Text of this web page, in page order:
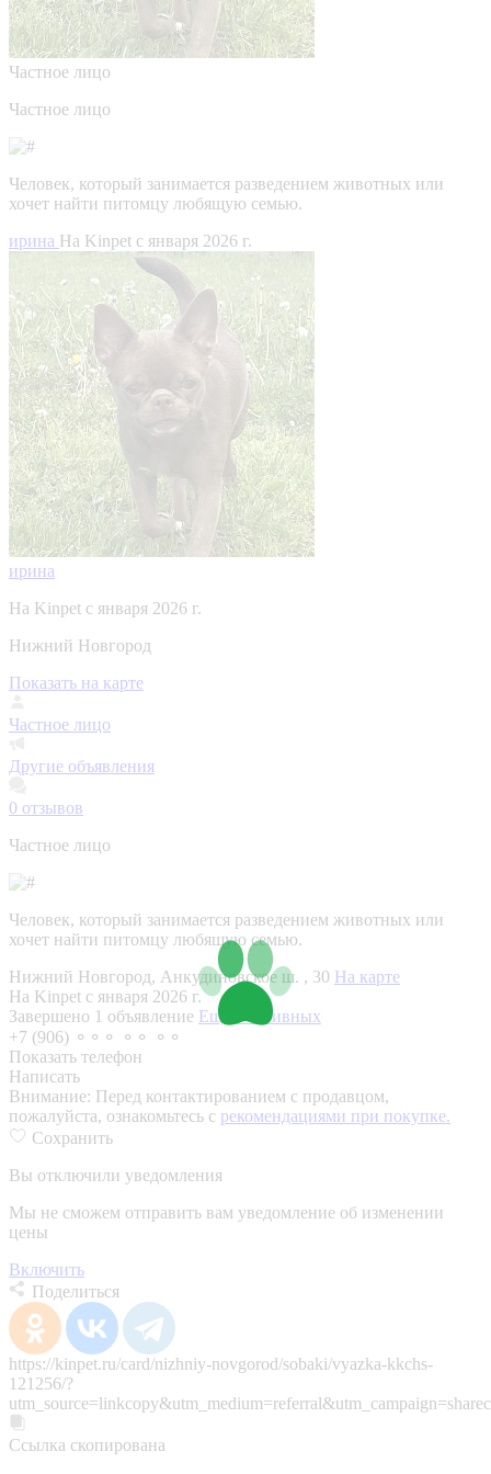
Частное лицо
Частное лицо
Человек, который занимается разведением животных или
хочет найти питомцу любящую семью.
ирина На Kinpet c января 2026 г.
ирина
На Kinpet c января 2026 г.
Нижний Новгород
Показать на карте
Частное лицо
Другие объявления
0 отзывов
Частное лицо
Человек, который занимается разведением животных или
хочет найти питомцу любящую семью.
Нижний Новгород, Анкудиновское ш. , 30 На карте
На Kinpet c января 2026 г.
Завершено 1 объявление Еще 3 активных
+7 (906) ⚬⚬⚬ ⚬⚬ ⚬⚬
Показать телефон
Написать
Внимание: Перед контактированием с продавцом,
пожалуйста, ознакомьтесь с рекомендациями при покупке.
Сохранить
Вы отключили уведомления
Мы не сможем отправить вам уведомление об изменении
цены
Включить
Поделиться
https://kinpet.ru/card/nizhniy-novgorod/sobaki/vyazka-kkchs-
121256/?
Ссылка скопирована